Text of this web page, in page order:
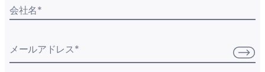
会社名*
メールアドレス*